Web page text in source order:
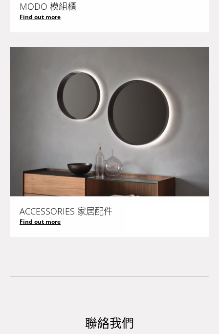
MODO 模組櫃
Find out more
ACCESSORIES 家居配件
Find out more
聯絡我們